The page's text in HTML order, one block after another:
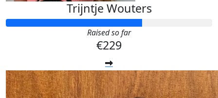
Trijntje Wouters
Raised so far
€229